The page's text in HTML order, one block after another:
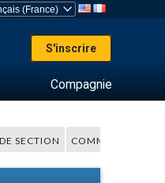
S'inscrire
Compagnie
SECTION COMMENTAIRES